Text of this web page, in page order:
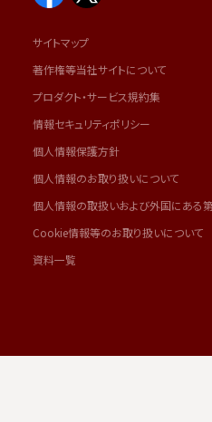
サイトマップ
著作権等当社サイトについて
プロダクト・サービス規約集
情報セキュリティポリシー
個人情報保護方針
個人情報のお取り扱いについて
個人情報の取扱いおよび外国にある
Cookie情報等のお取り扱いについて
資料一覧